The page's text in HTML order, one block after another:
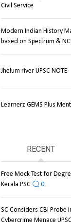
Civil Service
Modern Indian History
based on Spectrum &
Jhelum river UPSC NOTE
Learnerz GEMS Plus
RECENT
Free Mock Test for
Kerala PSC
0
SC Considers CBI Probe
Cybercrime Menace